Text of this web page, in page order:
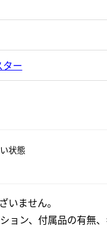
ー
状態
いません。
ョン、付属品の有無